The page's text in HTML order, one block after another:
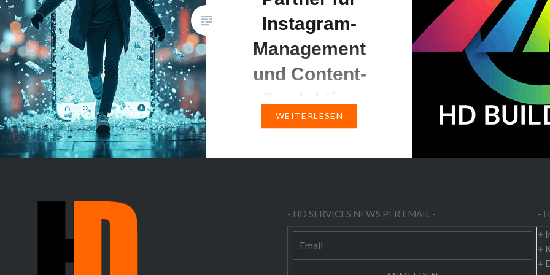
Instagram-
Management
und Content-
Produktion
In der heutigen digitalen Welt
Firmen stehen vor der
Herausforderung, regelmäßig
hochwertigen Content zu
WEITERLESEN
- HD SERVICES NEWS PER EMAIL -
-
+
+
+